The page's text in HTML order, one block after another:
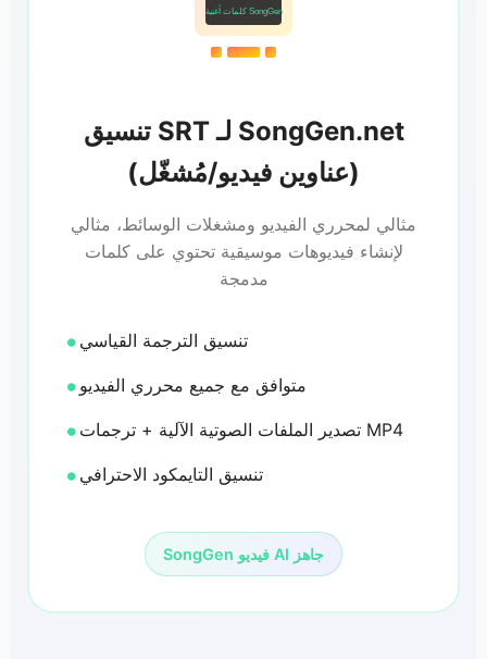
كلمات أغنية SongGen
تنسيق SRT لـ SongGen.net
(عناوين فيديو/مُشغّل)
مثالي لمحرري الفيديو ومشغلات الوسائط، مثالي
لإنشاء فيديوهات موسيقية تحتوي على كلمات
مدمجة
تنسيق الترجمة القياسي
متوافق مع جميع محرري الفيديو
تصدير الملفات الصوتية الآلية + ترجمات MP4
تنسيق التايمكود الاحترافي
SongGen فيديو AI جاهز